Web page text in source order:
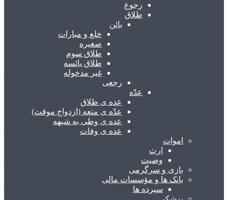
رجوع
طلاق
بائن
خلع و مبارات
صغیره
طلاق سوم
طلاق یائسه
غیر مدخوله
رجعی
عدّه
عده ی طلاق
عدّه ی متعه (ازدواج موقت)
عده ی وطی به شبهه
عده ی وفات
اموات
ارث
وصیت
بازی و سرگرمی
بانک ها و مؤسسات مالی
سپرده ها